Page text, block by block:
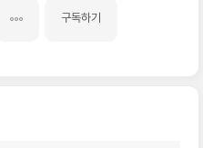
구독하기